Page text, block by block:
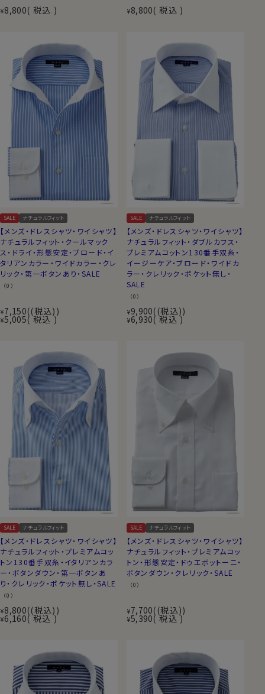
¥8,800 税込 ¥8,800 税込
SALE ナチュラルフィット
【メンズ・ドレスシャツ・ワイシャツ】
ナチュラルフィット・クールマック
ス・ドライ・形態安定・ブロード・イ
タリアンカラー・ワイドカラー・クレ
リック・第一ボタンあり・SALE
（0）
¥7,150 (税込)
¥5,005 税込
SALE ナチュラルフィット
【メンズ・ドレスシャツ・ワイシャツ】
ナチュラルフィット・ダブルカフス・
プレミアムコットン130番手双糸・
イージーケア・ブロード・ワイドカ
ラー・クレリック・ポケット無し・
SALE
（0）
¥9,900 (税込)
¥6,930 税込
SALE ナチュラルフィット
【メンズ・ドレスシャツ・ワイシャツ】
ナチュラルフィット・プレミアムコッ
トン130番手双糸・イタリアンカラ
ー・ボタンダウン・第一ボタンあ
り・クレリック・ポケット無し・SALE
（0）
¥8,800 (税込)
¥6,160 税込
SALE ナチュラルフィット
【メンズ・ドレスシャツ・ワイシャツ】
ナチュラルフィット・プレミアムコッ
トン・形態安定・ドゥエボットーニ・
ボタンダウン・クレリック・SALE
（0）
¥7,700 (税込)
¥5,390 税込